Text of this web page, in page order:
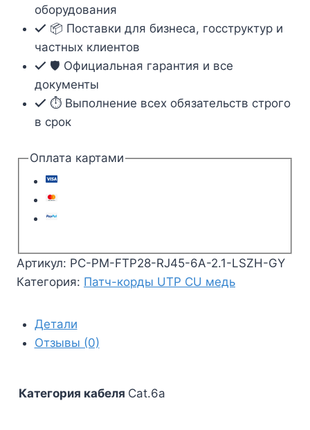
2.1-
LSZH-
оборудования
📦 Поставки для бизнеса, госструктур и
частных клиентов
🛡️ Официальная гарантия и все
документы
⏱ Выполнение всех обязательств строго
в срок
Оплата картами
Артикул: PC-PM-FTP28-RJ45-6A-2.1-LSZH-GY
Категория: Патч-корды UTP CU медь
Детали
Отзывы (0)
Категория кабеля Cat.6a